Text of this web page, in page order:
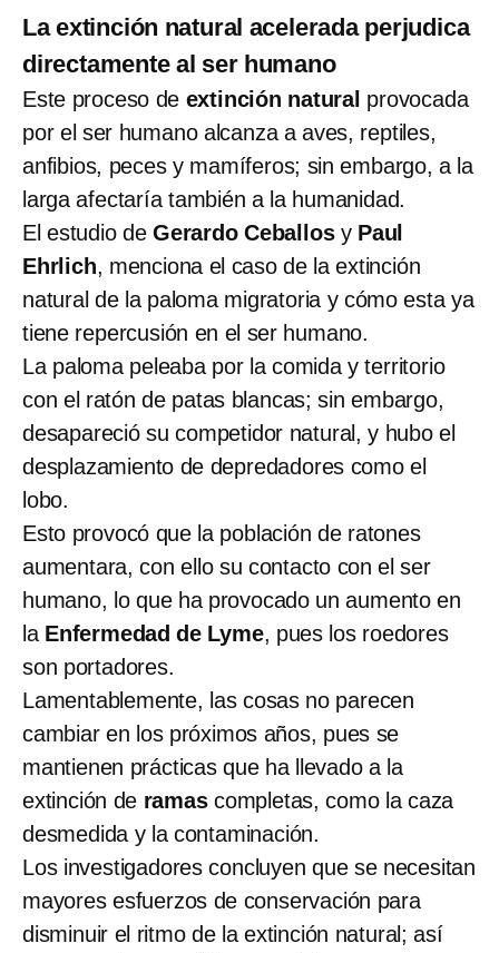
La extinción natural acelerada perjudica
directamente al ser humano
Este proceso de extinción natural provocada
por el ser humano alcanza a aves, reptiles,
anfibios, peces y mamíferos; sin embargo, a la
larga afectaría también a la humanidad.
El estudio de Gerardo Ceballosy Paul
Ehrlich, menciona el caso de la extinción
natural de la paloma migratoria y cómo esta ya
tiene repercusión en el ser humano.
La paloma peleaba por la comida y territorio
con el ratón de patas blancas; sin embargo,
desapareció su competidor natural, y hubo el
desplazamiento de depredadores como el
lobo.
Esto provocó que la población de ratones
aumentara, con ello su contacto con el ser
humano, lo que ha provocado un aumento en
laEnfermedad de Lyme, pues los roedores
son portadores.
Lamentablemente, las cosas no parecen
cambiar en los próximos años, pues se
mantienen prácticas que ha llevado a la
extinción de ramascompletas, como la caza
desmedida y la contaminación.
Los investigadores concluyen que se necesitan
mayores esfuerzos de conservación para
disminuir el ritmo de la extinción natural; así